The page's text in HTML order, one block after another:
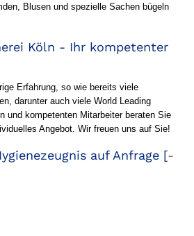
Blusen und spezielle Sachen bügeln
Köln - Ihr kompetenter
Erfahrung, so wie bereits viele
darunter auch viele World Leading
und kompetenten Mitarbeiter beraten Sie
Angebot. Wir freuen uns auf Sie!
auf Anfrage [-